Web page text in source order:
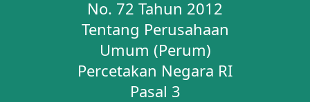
No. 72 Tahun 2012
Tentang Perusahaan
Umum (Perum)
Percetakan Negara RI
Pasal 3